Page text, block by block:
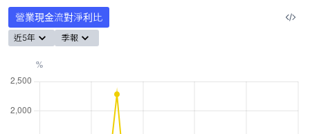
營業現金流對淨利比
近5年 季報